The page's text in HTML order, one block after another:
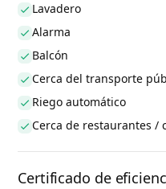
Lavadero
Alarma
Balcón
Cerca del transporte
Riego automático
Cerca de restaurantes /
Certificado de